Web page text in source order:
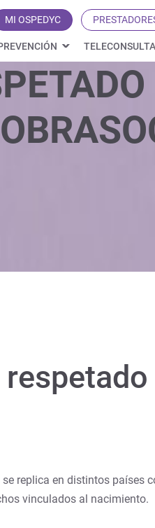
MI OSPEDYC
replica en distintos países
vinculados al nacimiento.